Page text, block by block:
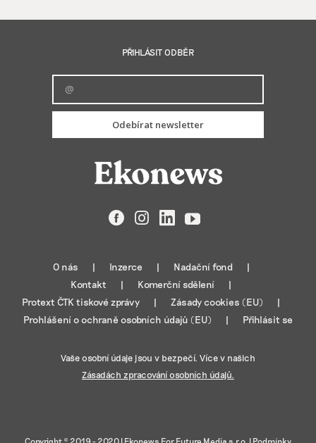
PŘIHLÁSIT ODBĚR
Odebírat newsletter
FacebookInstagramLinkedIn
YouTube
O nás Inzerce
Nadační fond
Kontakt
Komerční sdělení
Protext ČTK tiskové zprávy
Zásady cookies (EU)
Prohlášení o ochraně osobních údajů (EU)
Přihlásit se
Vaše osobní údaje jsou v bezpečí. Více v našich
Zásadách zpracování osobních údajů.
Copyright © 2019 - 2020 | Ekonews For Future Media s.r.o. | Podmínky